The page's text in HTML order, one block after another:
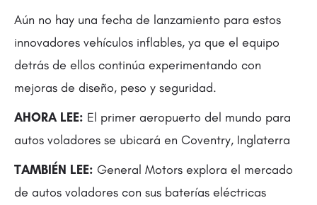
Aún no hay una fecha de lanzamiento para estos
innovadores vehículos inflables, ya que el equipo
detrás de ellos continúa experimentando con
mejoras de diseño, peso y seguridad.
AHORA LEE: El primer aeropuerto del mundo para
autos voladores se ubicará en Coventry, Inglaterra
TAMBIÉN LEE: General Motors explora el mercado
de autos voladores con sus baterías eléctricas